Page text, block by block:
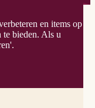
en items op
te bieden. Als u